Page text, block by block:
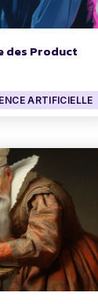
des Product
ARTIFICIELLE